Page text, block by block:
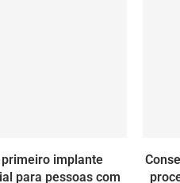
implante
para pessoas com